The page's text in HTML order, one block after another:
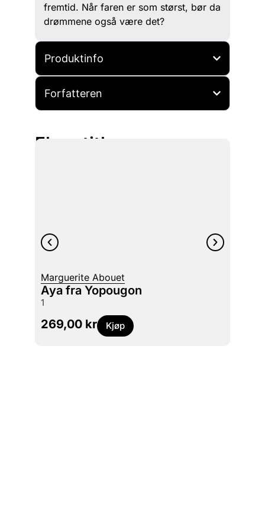
fremtid. Når faren er som størst, bør da
drømmene også være det?
Produktinfo
Forfatteren
Flere titler
Marguerite Abouet
Aya fra Yopougon
1
269,00 kr Kjøp